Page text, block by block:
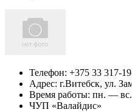
Телефон: +375 33 317-
Адрес: г.Витебск, ул.
Время работы: пн. —
ЧУП «Валайдис»